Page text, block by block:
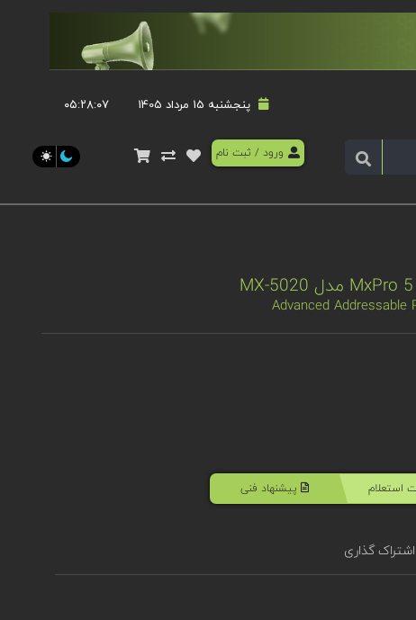
پنجشنبه 15 مرداد 1405 ۰۵:۲۸:۰۷
ورود / ثبت نام
Advanced Addressable
استعلام پیشنهاد فنی
اشتراک گذاری